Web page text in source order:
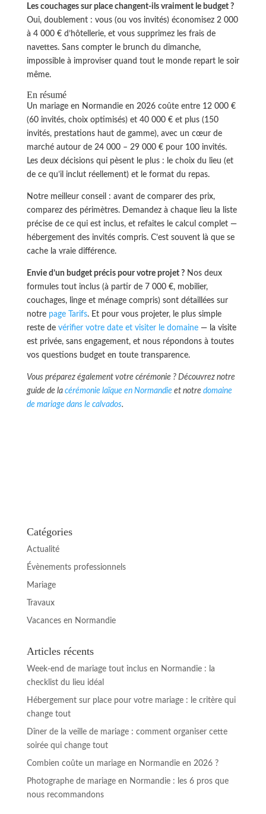
Les couchages sur place changent-ils vraiment le budget ?
Oui, doublement : vous (ou vos invités) économisez 2 000
à 4 000 € d’hôtellerie, et vous supprimez les frais de
navettes. Sans compter le brunch du dimanche,
impossible à improviser quand tout le monde repart le soir
même.
En résumé
Un mariage en Normandie en 2026 coûte entre 12 000 €
(60 invités, choix optimisés) et 40 000 € et plus (150
invités, prestations haut de gamme), avec un cœur de
marché autour de 24 000 – 29 000 € pour 100 invités.
Les deux décisions qui pèsent le plus : le choix du lieu (et
de ce qu’il inclut réellement) et le format du repas.
Notre meilleur conseil : avant de comparer des prix,
comparez des périmètres. Demandez à chaque lieu la liste
précise de ce qui est inclus, et refaites le calcul complet —
hébergement des invités compris. C’est souvent là que se
cache la vraie différence.
Envie d’un budget précis pour votre projet ?Nos deux
formules tout inclus (à partir de 7 000 €, mobilier,
couchages, linge et ménage compris) sont détaillées sur
notre page Tarifs. Et pour vous projeter, le plus simple
reste de vérifier votre date et visiter le domaine— la visite
est privée, sans engagement, et nous répondons à toutes
vos questions budget en toute transparence.
Vous préparez également votre cérémonie ? Découvrez notre
guide de la cérémonie laïque en Normandie et notre domaine
de mariage dans le calvados.
Catégories
Actualité
Évènements professionnels
Mariage
Travaux
Vacances en Normandie
Articles récents
Week-end de mariage tout inclus en Normandie : la
checklist du lieu idéal
Hébergement sur place pour votre mariage : le critère qui
change tout
Dîner de la veille de mariage : comment organiser cette
soirée qui change tout
Combien coûte un mariage en Normandie en 2026 ?
Photographe de mariage en Normandie : les 6 pros que
nous recommandons